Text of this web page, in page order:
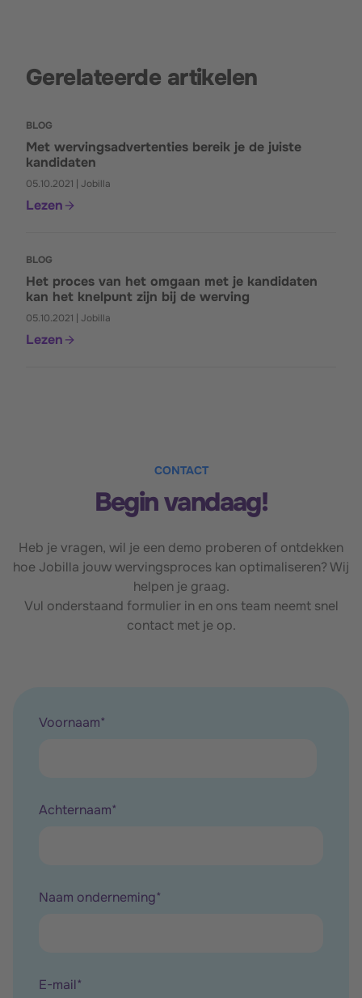
Gerelateerde artikelen
BLOG
Met wervingsadvertenties bereik je de juiste
kandidaten
05.10.2021 | Jobilla
Lezen
BLOG
Het proces van het omgaan met je kandidaten
kan het knelpunt zijn bij de werving
05.10.2021 | Jobilla
Lezen
CONTACT
Begin vandaag!
Heb je vragen, wil je een demo proberen of ontdekken
hoe Jobilla jouw wervingsproces kan optimaliseren? Wij
helpen je graag.
Vul onderstaand formulier in en ons team neemt snel
contact met je op.
Voornaam*
Achternaam*
Naam onderneming*
E-mail*